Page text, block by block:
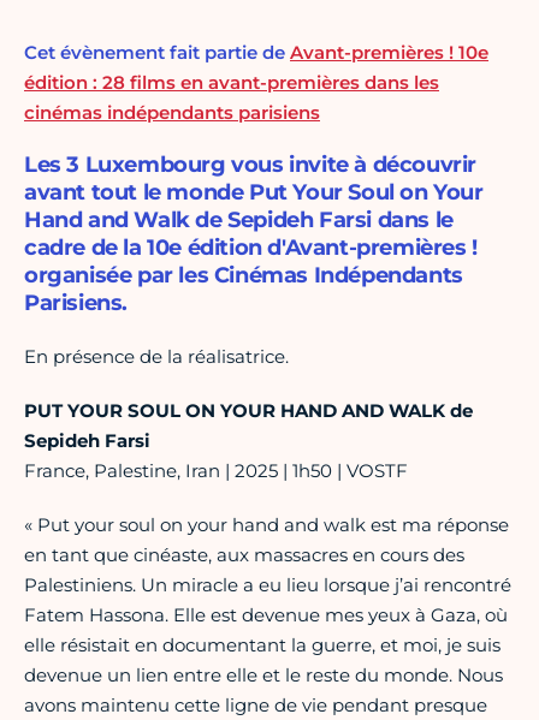
Cet évènement fait partie de Avant-premières ! 10e
édition : 28 films en avant-premières dans les
cinémas indépendants parisiens
Les 3 Luxembourg vous invite à découvrir
avant tout le monde Put Your Soul on Your
Hand and Walk de Sepideh Farsi dans le
cadre de la 10e édition d'Avant-premières !
organisée par les Cinémas Indépendants
Parisiens.
En présence de la réalisatrice.
PUT YOUR SOUL ON YOUR HAND AND WALK de
Sepideh Farsi
France, Palestine, Iran | 2025 | 1h50 | VOSTF
« Put your soul on your hand and walk est ma réponse
en tant que cinéaste, aux massacres en cours des
Palestiniens. Un miracle a eu lieu lorsque j’ai rencontré
Fatem Hassona. Elle est devenue mes yeux à Gaza, où
elle résistait en documentant la guerre, et moi, je suis
devenue un lien entre elle et le reste du monde. Nous
avons maintenu cette ligne de vie pendant presque